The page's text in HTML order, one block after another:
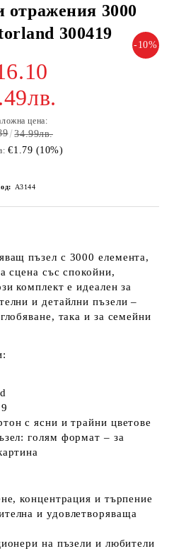
3000
300419
-10%
цена:
34.99лв.
€1.79 (10%)
A3144
пъзел с 3000 елемента,
сцена със спокойни,
комплект е идеален за
и детайлни пъзели –
така и за семейни
с ясни и трайни цветове
голям формат – за
концентрация и търпение
и удовлетворяваща
на пъзели и любители